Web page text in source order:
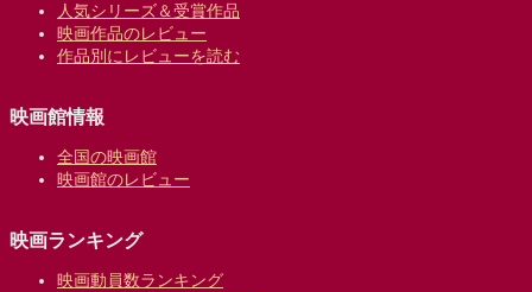
人気シリーズ＆受賞作品
映画作品のレビュー
作品別にレビューを読む
映画館情報
全国の映画館
映画館のレビュー
映画ランキング
映画動員数ランキング